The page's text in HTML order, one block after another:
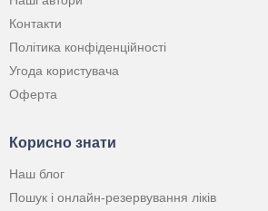
Контакти
Політика конфіденційності
Угода користувача
Оферта
Корисно знати
Наш блог
Пошук і онлайн-резервування ліків